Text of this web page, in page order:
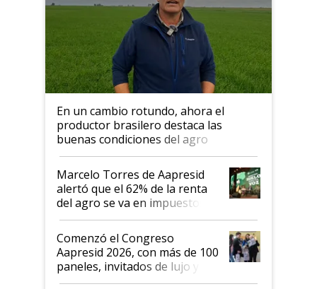
En un cambio rotundo, ahora el
productor brasilero destaca las
buenas condiciones del agro
argentino para invertir: "Los veo
más motivados"
Marcelo Torres de Aapresid
alertó que el 62% de la renta
del agro se va en impuestos:
"No es bueno que en
Argentina se sigan discutiendo
las mismas cosas de hace 50
años"
Comenzó el Congreso
Aapresid 2026, con más de 100
paneles, invitados de lujo y
todas las tendencias